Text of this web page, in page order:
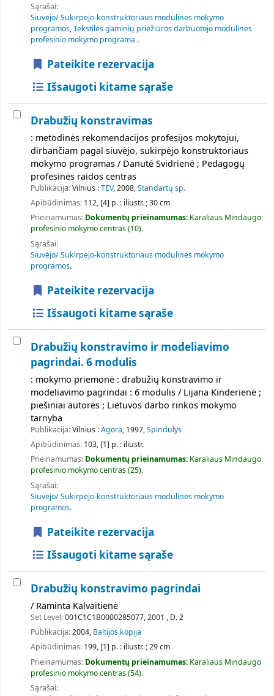
Sąrašai:
Siuvėjo/ Sukirpėjo-konstruktoriaus modulinės mokymo
programos,Tekstilės gaminių priežiūros darbuotojo modulinės
profesinio mokymo programa .
Pateikite rezervacija
Išsaugoti kitame sąraše
Drabužių konstravimas
: metodinės rekomendacijos profesijos mokytojui,
dirbančiam pagal siuvėjo, sukirpėjo konstruktoriaus
mokymo programas / Danutė Svidrienė ; Pedagogų
profesinės raidos centras
Publikacija:Vilnius :TEV, 2008,Standartų sp.
Apibūdinimas: 112, [4] p. : iliustr. ; 30 cm
Prieinamumas: Dokumentų prieinamumas: Karaliaus Mindaugo
profesinio mokymo centras(10).
Sąrašai:
Siuvėjo/ Sukirpėjo-konstruktoriaus modulinės mokymo
programos.
Pateikite rezervacija
Išsaugoti kitame sąraše
Drabužių konstravimo ir modeliavimo
pagrindai. 6 modulis
: mokymo priemonė : drabužių konstravimo ir
modeliavimo pagrindai : 6 modulis / Lijana Kinderienė ;
piešiniai autorės ; Lietuvos darbo rinkos mokymo
tarnyba
Publikacija:Vilnius :Agora, 1997,Spindulys
Apibūdinimas: 103, [1] p. : iliustr.
Prieinamumas: Dokumentų prieinamumas: Karaliaus Mindaugo
profesinio mokymo centras(25).
Sąrašai:
Siuvėjo/ Sukirpėjo-konstruktoriaus modulinės mokymo
programos.
Pateikite rezervacija
Išsaugoti kitame sąraše
Drabužių konstravimo pagrindai
/ Raminta Kalvaitienė
Set Level:001C1C1B0000285077, 2001 , D. 2
Publikacija:2004, Baltijos kopija
Apibūdinimas: 199, [1] p. : iliustr. ; 29 cm
Prieinamumas: Dokumentų prieinamumas: Karaliaus Mindaugo
profesinio mokymo centras(54).
Sąrašai: